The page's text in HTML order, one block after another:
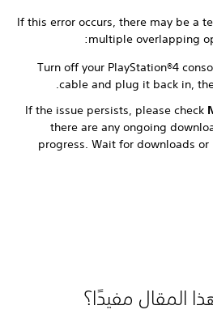
If this error occurs, there may be a
multiple overlapping
Turn off your PlayStation®4
cable and plug it back in,
If the issue persists, please check
there are any ongoing
progress. Wait for downloads
المقال مفيدًا؟